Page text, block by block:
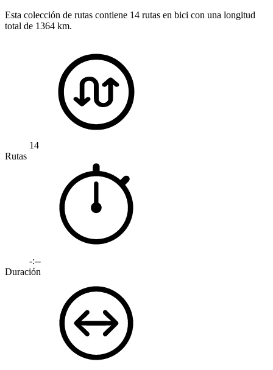
Esta colección de rutas contiene 14 rutas en bici con una longitud
total de 1364 km.
14
Rutas
-:--
Duración